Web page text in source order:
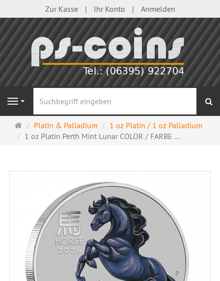
Zur Kasse Ihr Konto Anmelden
Navigation
Startseite
Platin & Palladium
1 oz Platin / 1 oz Palladium
1 oz Platin Perth Mint Lunar COLOR / FARBE ...